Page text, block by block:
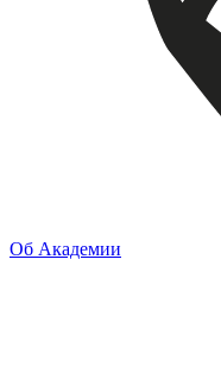
Об Академии